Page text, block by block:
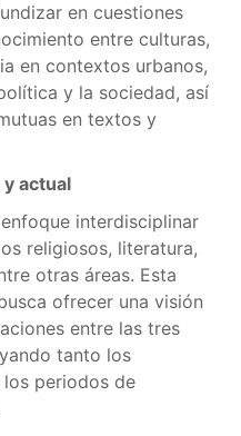
en cuestiones
entre culturas,
en contextos urbanos,
y la sociedad, así
en textos y
actual
interdisciplinar
religiosos, literatura,
otras áreas. Esta
ofrecer una visión
entre las tres
tanto los
periodos de